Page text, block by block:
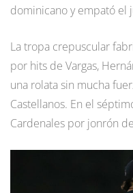
dominicano y empató el
La tropa crepuscular
por hits de Vargas,
una rolata sin mucha
Castellanos. En el
Cardenales por jonrón